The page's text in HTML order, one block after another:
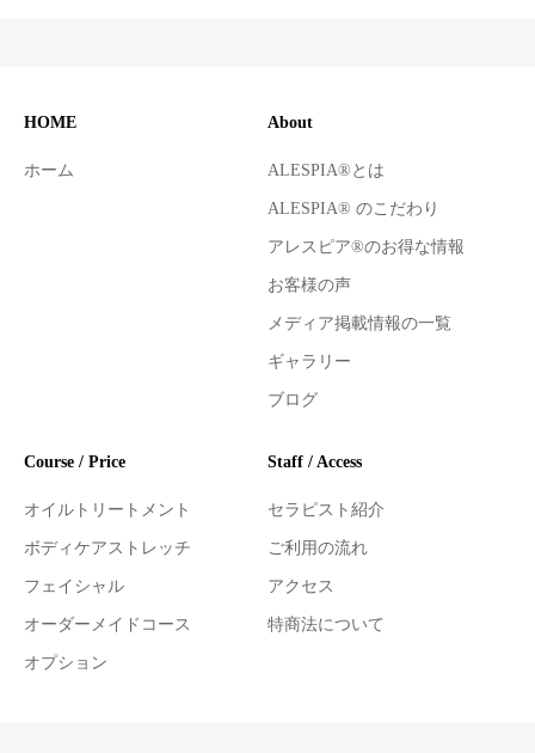
HOME
ホーム
About
ALESPIA®とは
ALESPIA® のこだわり
アレスピア®のお得な情報
お客様の声
メディア掲載情報の一覧
ギャラリー
ブログ
Course / Price
オイルトリートメント
ボディケアストレッチ
フェイシャル
オーダーメイドコース
オプション
Staff / Access
セラピスト紹介
ご利用の流れ
アクセス
特商法について